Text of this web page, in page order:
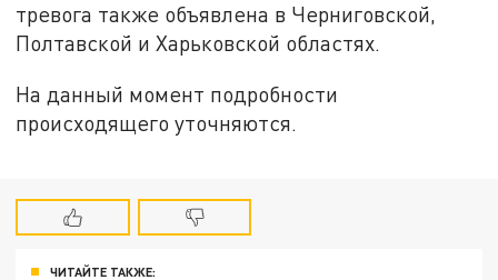
тревога также объявлена в Черниговской,
Полтавской и Харьковской областях.
На данный момент подробности
происходящего уточняются.
ЧИТАЙТЕ ТАКЖЕ: